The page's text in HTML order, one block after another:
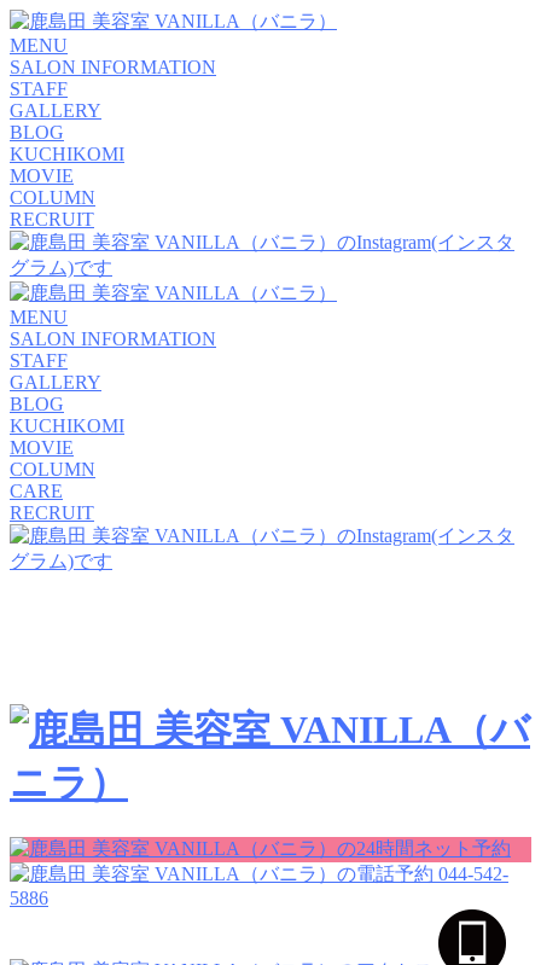
MENU
SALON INFORMATION
STAFF
GALLERY
BLOG
KUCHIKOMI
MOVIE
COLUMN
RECRUIT
MENU
SALON INFORMATION
STAFF
GALLERY
BLOG
KUCHIKOMI
MOVIE
COLUMN
CARE
RECRUIT
044-542-
5886